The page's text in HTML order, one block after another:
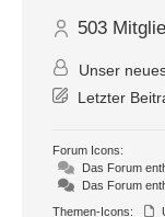
503
Unser
Letzter
Forum Icons:
Das Forum
Das Forum
Themen-Icons: